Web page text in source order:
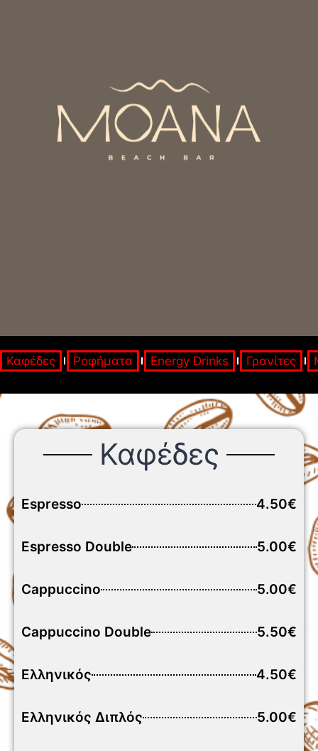
Καφέδες Ροφήματα Energy Drinks Γρανίτες
Καφέδες
Espresso 4.50€
Espresso Double 5.00€
Cappuccino 5.00€
Cappuccino Double 5.50€
Ελληνικός 4.50€
Ελληνικός Διπλός 5.00€